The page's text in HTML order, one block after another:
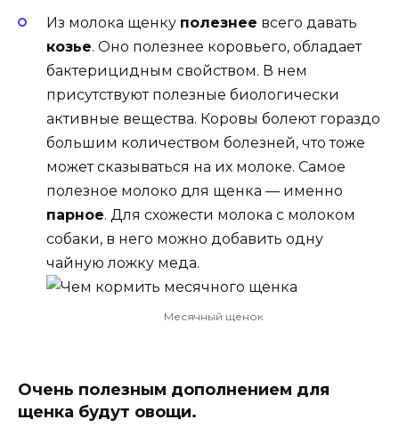
Из молока щенку полезнее всего давать
козье. Оно полезнее коровьего, обладает
бактерицидным свойством. В нем
присутствуют полезные биологически
активные вещества. Коровы болеют гораздо
большим количеством болезней, что тоже
может сказываться на их молоке. Самое
полезное молоко для щенка — именно
парное. Для схожести молока с молоком
собаки, в него можно добавить одну
чайную ложку меда.
Месячный щенок
Очень полезным дополнением для
щенка будут овощи.